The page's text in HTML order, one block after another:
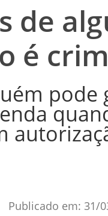
de
é
pode
Publicado em: 31/